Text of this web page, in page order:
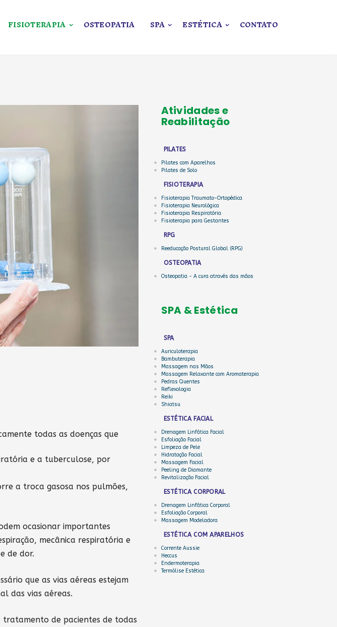
FISIOTERAPIA OSTEOPATIA SPA ESTÉTICA CONTATO
todas as doenças que
e a tuberculose, por
a troca gasosa nos pulmões,
ocasionar importantes
mecânica respiratória e
de dor.
que as vias aéreas estejam
das vias aéreas.
de pacientes de todas
Atividades e
Reabilitação
PILATES
Pilates com Aparelhos
Pilates de Solo
FISIOTERAPIA
Fisioterapia Traumato-Ortopédica
Fisioterapia Neurológica
Fisioterapia Respiratória
Fisioterapia para Gestantes
RPG
Reeducação Postural Global (RPG)
OSTEOPATIA
Osteopatia - A cura através das mãos
SPA & Estética
SPA
Auriculoterapia
Bambuterapia
Massagem nas Mãos
Massagem Relaxante com Aromaterapia
Pedras Quentes
Reflexologia
Reiki
Shiatsu
ESTÉTICA FACIAL
Drenagem Linfática Facial
Esfoliação Facial
Limpeza de Pele
Hidratação Facial
Massagem Facial
Peeling de Diamante
Revitalização Facial
ESTÉTICA CORPORAL
Drenagem Linfática Corporal
Esfoliação Corporal
Massagem Modeladora
ESTÉTICA COM APARELHOS
Corrente Aussie
Heccus
Endermoterapia
Termólise Estética